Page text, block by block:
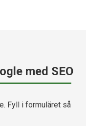
med SEO
Fyll i formuläret så